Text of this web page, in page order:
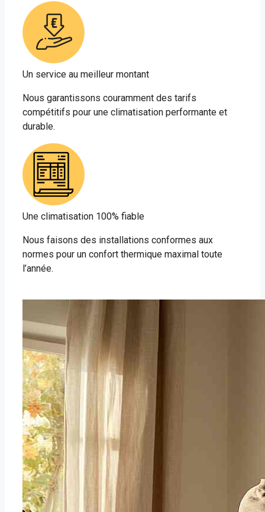
Un service au meilleur montant
Nous garantissons couramment des tarifs
compétitifs pour une climatisation performante et
durable.
Une climatisation 100% fiable
Nous faisons des installations conformes aux
normes pour un confort thermique maximal toute
l’année.